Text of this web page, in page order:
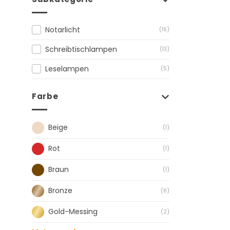
Notarlicht (16)
Schreibtischlampen (13)
Leselampen (5)
Farbe
Beige (1)
Rot (1)
Braun (1)
Bronze (6)
Gold-Messing (2)